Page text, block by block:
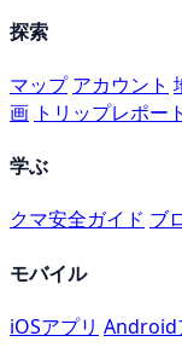
探索
マップ アカウント
画 トリップレポート
学ぶ
クマ安全ガイド ブ
モバイル
iOSアプリ Android